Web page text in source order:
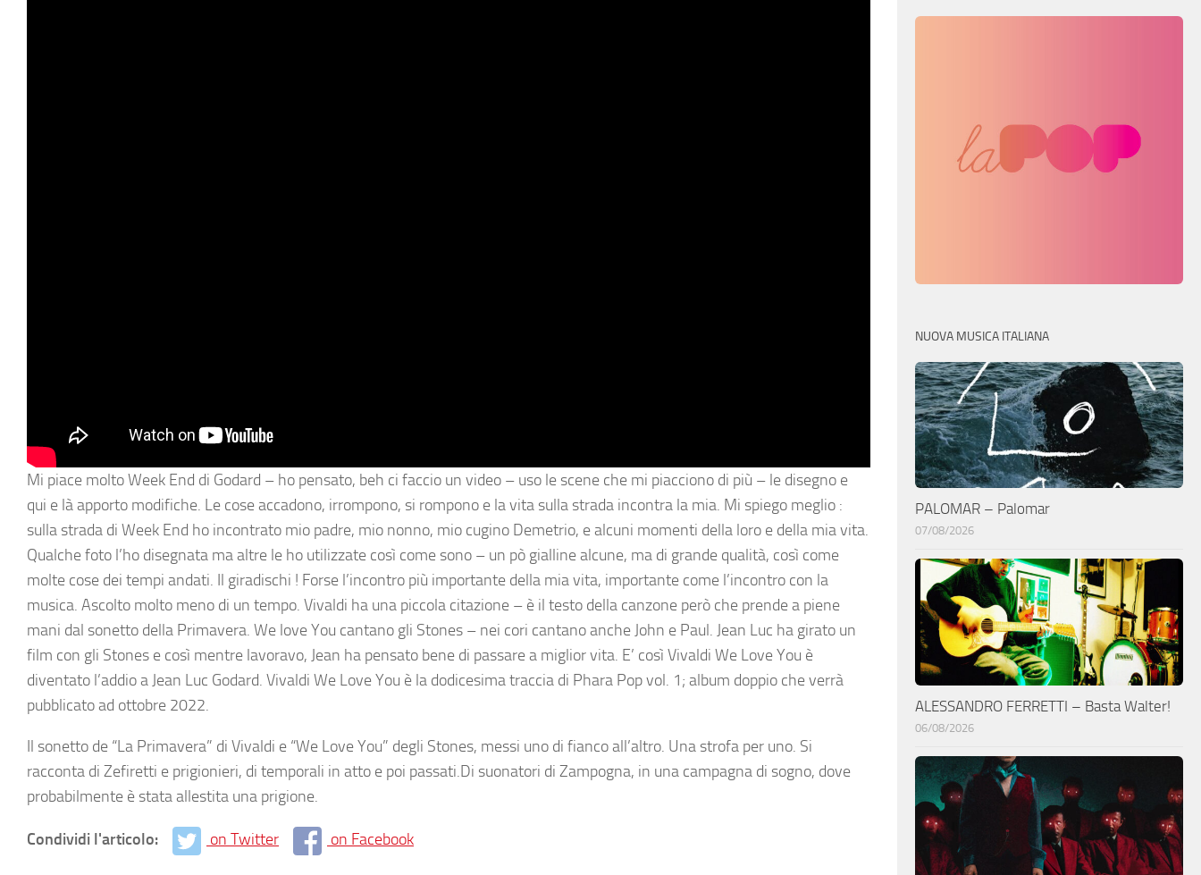
Mi piace molto Week End di Godard – ho pensato, beh ci faccio un video – uso le scene che mi piacciono di più – le disegno e
qui e là apporto modifiche. Le cose accadono, irrompono, si rompono e la vita sulla strada incontra la mia. Mi spiego meglio :
sulla strada di Week End ho incontrato mio padre, mio nonno, mio cugino Demetrio, e alcuni momenti della loro e della mia vita.
Qualche foto l’ho disegnata ma altre le ho utilizzate così come sono – un pò gialline alcune, ma di grande qualità, così come
molte cose dei tempi andati. Il giradischi ! Forse l’incontro più importante della mia vita, importante come l’incontro con la
musica. Ascolto molto meno di un tempo. Vivaldi ha una piccola citazione – è il testo della canzone però che prende a piene
mani dal sonetto della Primavera. We love You cantano gli Stones – nei cori cantano anche John e Paul. Jean Luc ha girato un
film con gli Stones e così mentre lavoravo, Jean ha pensato bene di passare a miglior vita. E’ così Vivaldi We Love You è
diventato l’addio a Jean Luc Godard. Vivaldi We Love You è la dodicesima traccia di Phara Pop vol. 1; album doppio che verrà
pubblicato ad ottobre 2022.
Il sonetto de “La Primavera” di Vivaldi e “We Love You” degli Stones, messi uno di fianco all’altro. Una strofa per uno. Si
racconta di Zefiretti e prigionieri, di temporali in atto e poi passati.Di suonatori di Zampogna, in una campagna di sogno, dove
probabilmente è stata allestita una prigione.
Condividi l'articolo: on Twitter on Facebook
NUOVA MUSICA ITALIANA
PALOMAR – Palomar
07/08/2026
ALESSANDRO FERRETTI – Basta Walter!
06/08/2026